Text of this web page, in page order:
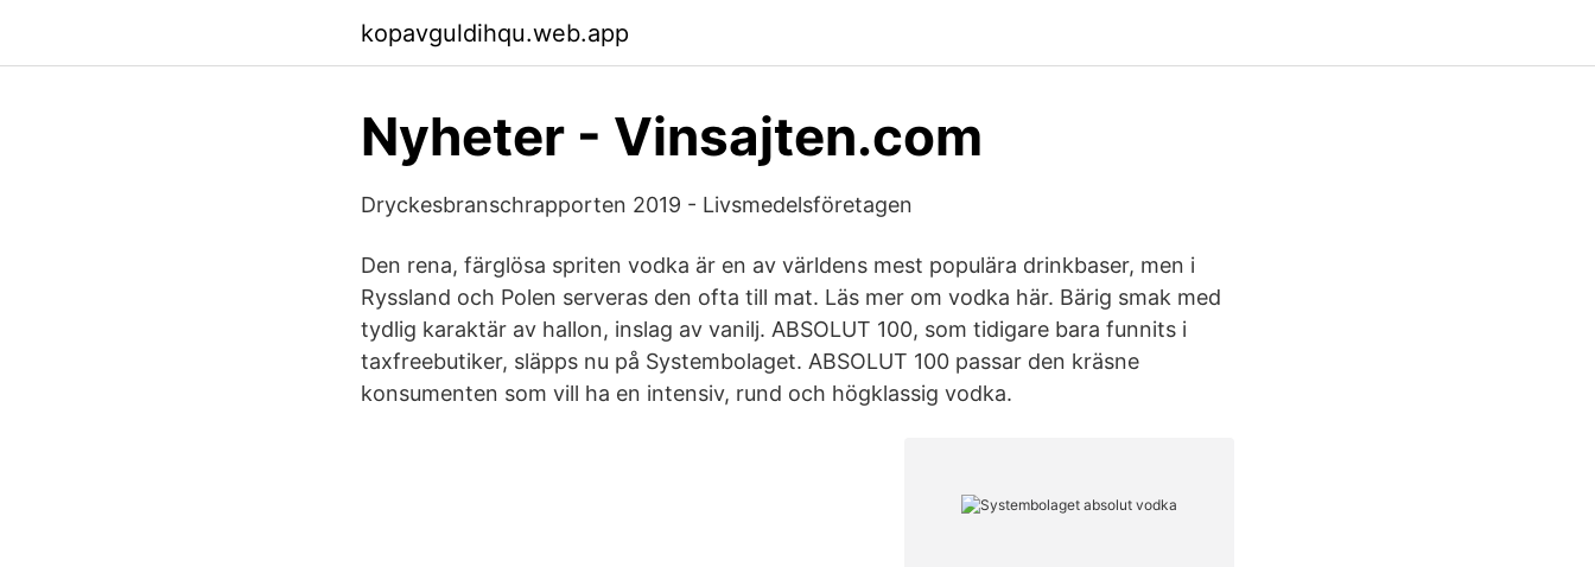
kopavguldihqu.web.app
Nyheter - Vinsajten.com
Dryckesbranschrapporten 2019 - Livsmedelsföretagen
Den rena, färglösa spriten vodka är en av världens mest populära drinkbaser, men i
Ryssland och Polen serveras den ofta till mat. Läs mer om vodka här. Bärig smak med
tydlig karaktär av hallon, inslag av vanilj. ABSOLUT 100, som tidigare bara funnits i
taxfreebutiker, släpps nu på Systembolaget. ABSOLUT 100 passar den kräsne
konsumenten som vill ha en intensiv, rund och högklassig vodka.